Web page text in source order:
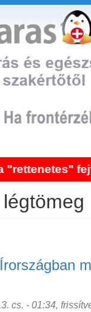
cs. - 01:34,